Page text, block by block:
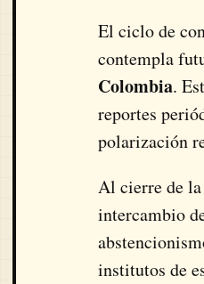
El ciclo de
contempla
Colombia.
reportes
polarización
Al cierre de
intercambio
institutos de